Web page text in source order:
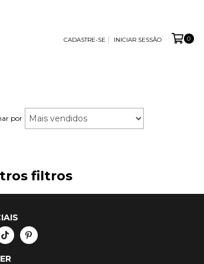
CADASTRE-SE INICIAR SESSÃO 0
por
filtros